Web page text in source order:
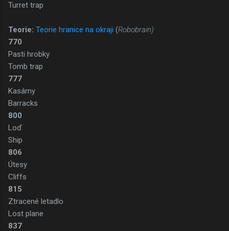
Turret trap
Teorie: Teorie hranice na okraji (Robobrain)
770
Pasti hrobky
Tomb trap
777
Kasárny
Barracks
800
Loď
Ship
806
Útesy
Cliffs
815
Ztracené letadlo
Lost plane
837